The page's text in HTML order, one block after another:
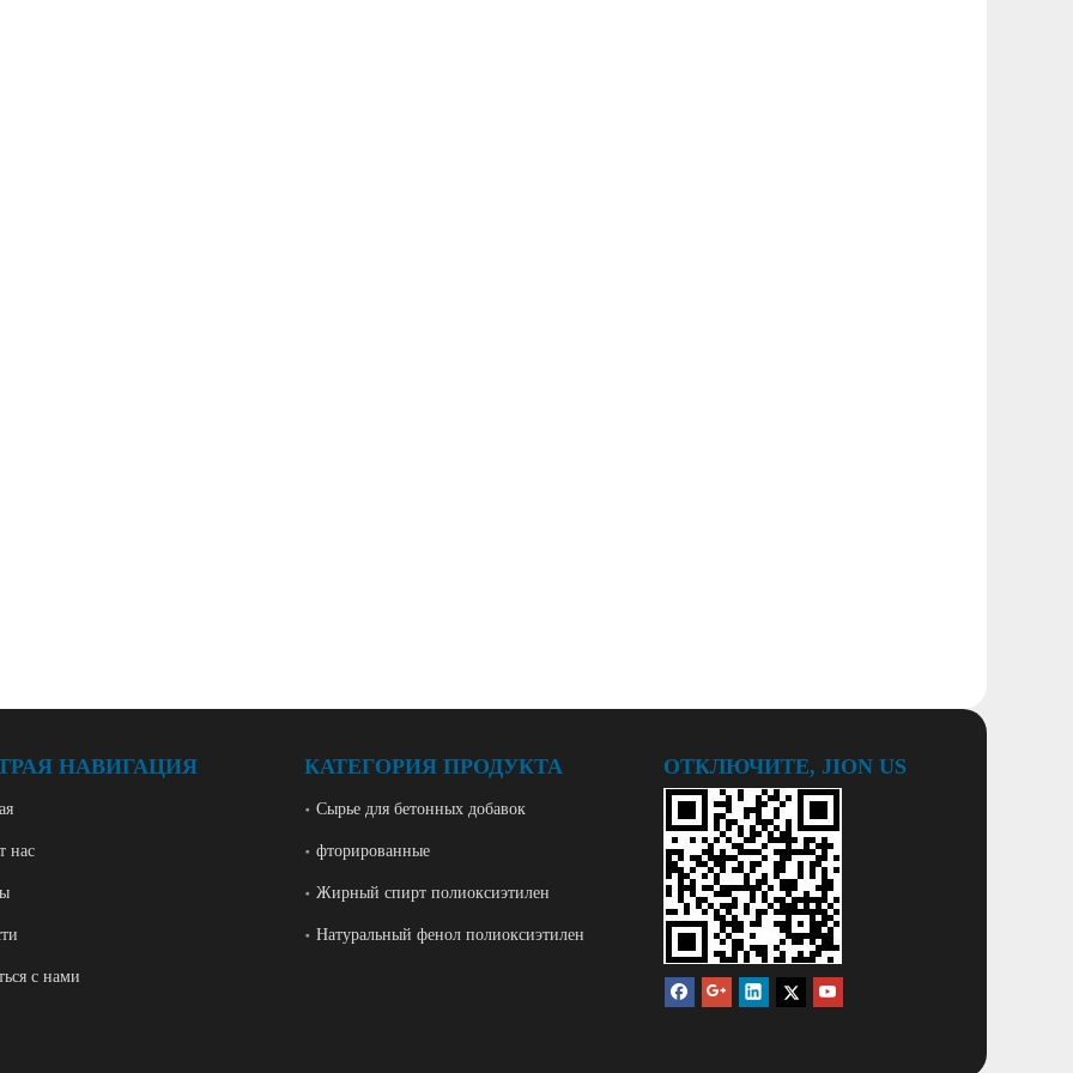
НАВИГАЦИЯ
нас
с нами
КАТЕГОРИЯ ПРОДУКТА
Сырье для бетонных добавок
фторированные
Жирный спирт полиоксиэтилен
Натуральный фенол полиоксиэтилен
ОТКЛЮЧИТЕ, JION US